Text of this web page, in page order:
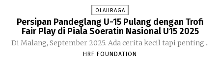
OLAHRAGA
Persipan Pandeglang U-15 Pulang dengan Trofi
Fair Play di Piala Soeratin Nasional U15 2025
Di Malang, September 2025. Ada cerita kecil tapi penting...
HRF FOUNDATION